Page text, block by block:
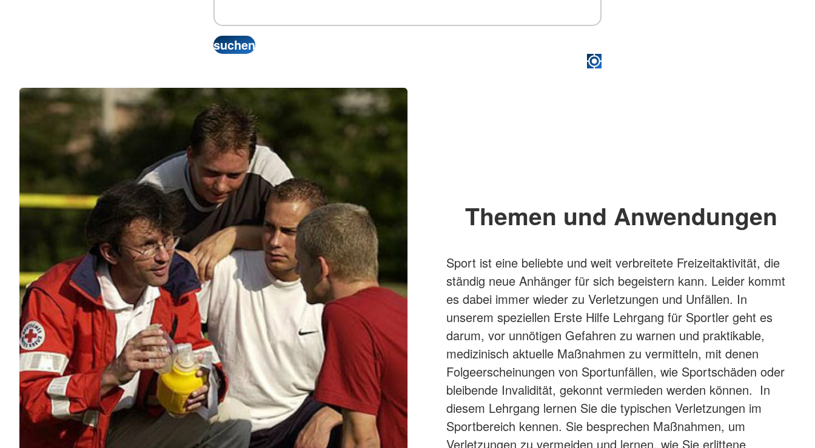
Themen und Anwendungen
Sport ist eine beliebte und weit verbreitete Freizeitaktivität, die
ständig neue Anhänger für sich begeistern kann. Leider kommt
es dabei immer wieder zu Verletzungen und Unfällen. In
unserem speziellen Erste Hilfe Lehrgang für Sportler geht es
darum, vor unnötigen Gefahren zu warnen und praktikable,
medizinisch aktuelle Maßnahmen zu vermitteln, mit denen
Folgeerscheinungen von Sportunfällen, wie Sportschäden oder
bleibende Invalidität, gekonnt vermieden werden können. In
diesem Lehrgang lernen Sie die typischen Verletzungen im
Sportbereich kennen. Sie besprechen Maßnahmen, um
Verletzungen zu vermeiden und lernen, wie Sie erlittene